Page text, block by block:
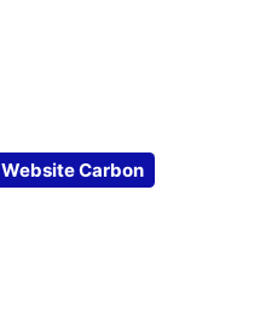
Website Carbon